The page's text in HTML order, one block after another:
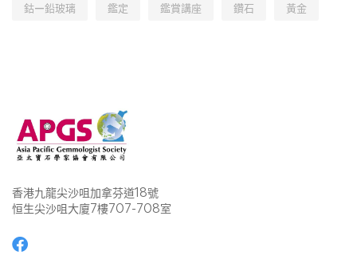
鈷—鉛玻璃 鑑定 鑑賞講座 鑽石 黃金
香港九龍尖沙咀加拿芬道18號
恒生尖沙咀大廈7樓707-708室